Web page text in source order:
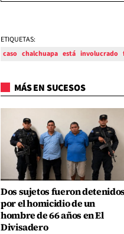
ETIQUETAS:
caso chalchuapa está involucrado
MÁS EN SUCESOS
Dos sujetos fueron
por el homicidio de un
hombre de 66 años en El
Divisadero